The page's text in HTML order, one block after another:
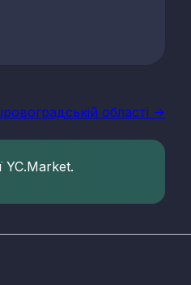
області ->
YC.Market.